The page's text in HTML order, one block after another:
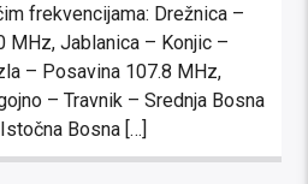
frekvencijama: Drežnica –
MHz, Jablanica – Konjic –
– Posavina 107.8 MHz,
– Travnik – Srednja Bosna
Bosna […]